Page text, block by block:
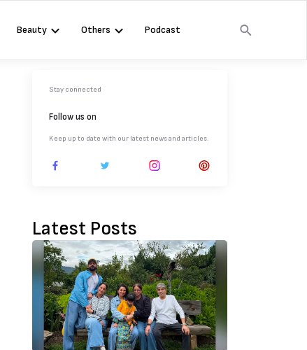
Beauty Others Podcast
Stay connected
Follow us on
Keep up to date with our latest news and articles.
Latest Posts